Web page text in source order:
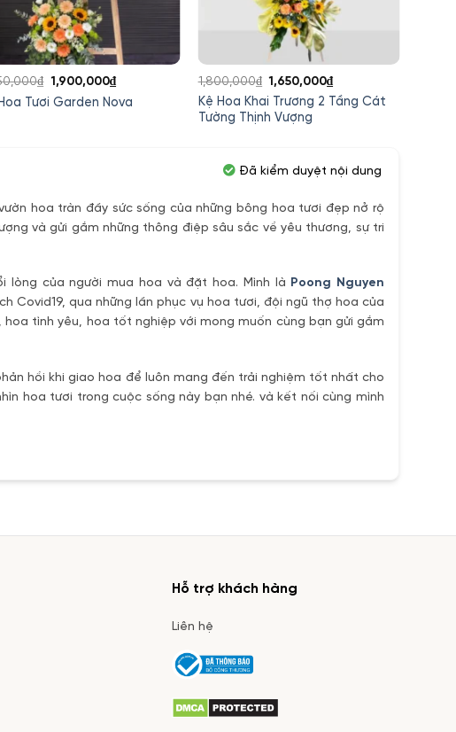
Tươi Garden Nova
₫ Giá
gốc
1,900,000₫Giá
hiện
Kệ Hoa Khai Trương 2 Tầng Cát
Tường Thịnh Vượng
1,800,000₫ Giá
gốc
là:
1,650,000₫Giá
hiện
hoa tràn đầy sức sống của những bông hoa tươi đẹp nở rộ
và gửi gắm những thông điệp sâu sắc về yêu thương, sự tri
lòng của người mua hoa và đặt hoa. Mình là Poong Nguyen
Covid19, qua những lần phục vụ hoa tươi, đội ngũ thợ hoa của
tình yêu, hoa tốt nghiệp với mong muốn cùng bạn gửi gắm
hồi khi giao hoa để luôn mang đến trải nghiệm tốt nhất cho
hoa tươi trong cuộc sống này bạn nhé. và kết nối cùng mình
Đã kiểm duyệt nội dung
Hỗ trợ khách hàng
Liên hệ